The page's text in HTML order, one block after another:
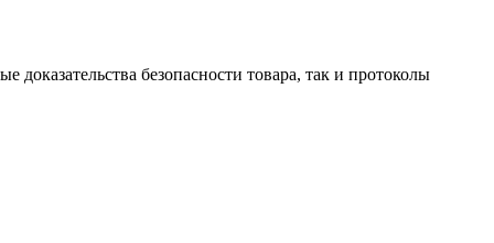
безопасности товара, так и протоколы